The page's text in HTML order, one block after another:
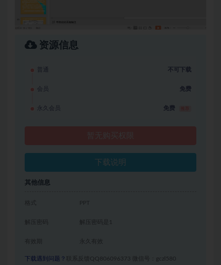
资源信息
普通 不可下载
会员 免费
永久会员 免费
下载说明
其他信息
格式 PPT
解压密码是1
有效期 永久有效
下载遇到问题？ 联系反馈QQ806096373 微信号：gczl580